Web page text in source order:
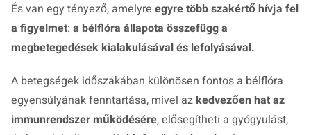
És van egy tényező, amelyre egyre több szakértő hívja fel
a figyelmet: a bélflóra állapota összefügg a
megbetegedések kialakulásával és lefolyásával.
A betegségek időszakában különösen fontos a bélflóra
egyensúlyának fenntartása, mivel az kedvezően hat az
immunrendszer működésére, elősegítheti a gyógyulást,